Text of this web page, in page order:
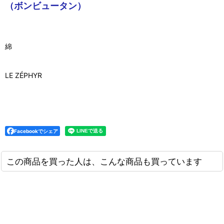
（ボンビュータン）
綿
LE ZÉPHYR
Facebookでシェア
この商品を買った人は、こんな商品も買っています